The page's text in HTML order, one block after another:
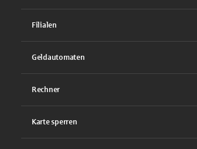
Filialen
Geldautomaten
Rechner
Karte sperren